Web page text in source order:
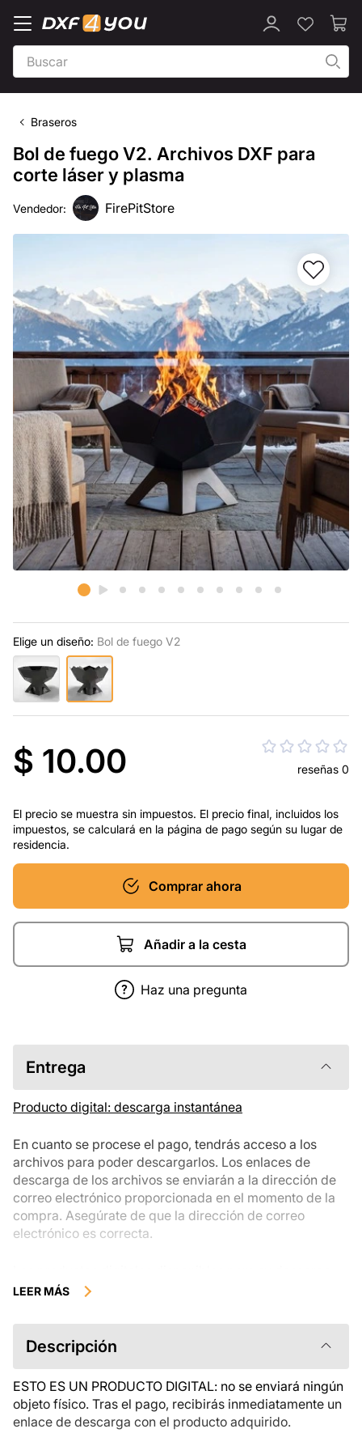
Braseros
Bol de fuego V2. Archivos DXF para
corte láser y plasma
Vendedor: FirePitStore
Elige un diseño: Bol de fuego V2
$ 10.00 reseñas 0
El precio se muestra sin impuestos. El precio final, incluidos los
impuestos, se calculará en la página de pago según su lugar de
residencia.
Comprar ahora
Añadir a la cesta
Haz una pregunta
Entrega
Producto digital: descarga instantánea
En cuanto se procese el pago, tendrás acceso a los
archivos para poder descargarlos. Los enlaces de
descarga de los archivos se enviarán a la dirección de
correo electrónico proporcionada en el momento de la
compra. Asegúrate de que la dirección de correo
electrónico es correcta.
instantánea no se pueden devolver, cambiar ni cancelar
descripción del producto atentamente antes de
comprarlo y que te pongas en contacto con nosotros si
tienes alguna duda. Si tienes problemas con el pedido,
ponte en contacto directamente con el vendedor.
LEER MÁS
Descripción
ESTO ES UN PRODUCTO DIGITAL: no se enviará ningún
objeto físico. Tras el pago, recibirás inmediatamente un
enlace de descarga con el producto adquirido.